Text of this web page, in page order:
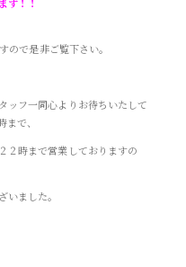
で是非ご覧下さい。
ッフ一同心よりお待ちいたして
で、
２時まで営業しておりますの
ました。